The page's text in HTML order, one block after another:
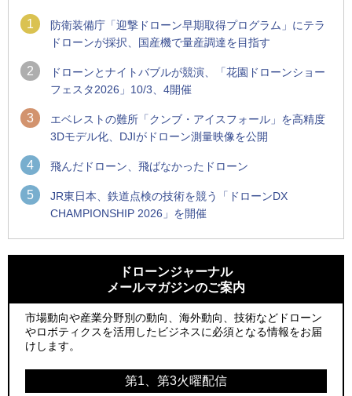
1
防衛装備庁「迎撃ドローン早期取得プログラム」にテラ
ドローンが採択、国産機で量産調達を目指す
2
ドローンとナイトバブルが競演、「花園ドローンショー
フェスタ2026」10/3、4開催
3
エベレストの難所「クンブ・アイスフォール」を高精度
3Dモデル化、DJIがドローン測量映像を公開
4 飛んだドローン、飛ばなかったドローン
5
JR東日本、鉄道点検の技術を競う「ドローンDX
CHAMPIONSHIP 2026」を開催
ン」とドローンショーによる新演出を実施
防衛装備庁「迎撃ドローン早期取得プログラム」にテラドロ
ーンが採択、国産機で量産調達を目指す
レッドクリフ、足利花火大会で映画『スパイダーマン』や
ドローンとナイトバブルが競演、「花園ドローンショーフェ
ン」とドローンショーによる新演出を実施
国産AUVを社会実装へ、スタートアップ「BlueArch株式会
社」設立
防衛装備庁「迎撃ドローン早期取得プログラム」にテラドロ
サザンビーチちがさき花火大会で「復活の花火」打ち上げ、
ドローンジャーナル
メールマガジンのご案内
市場動向や産業分野別の動向、海外動向、技術などドローン
やロボティクスを活用したビジネスに必須となる情報をお届
けします。
第1、第3火曜配信